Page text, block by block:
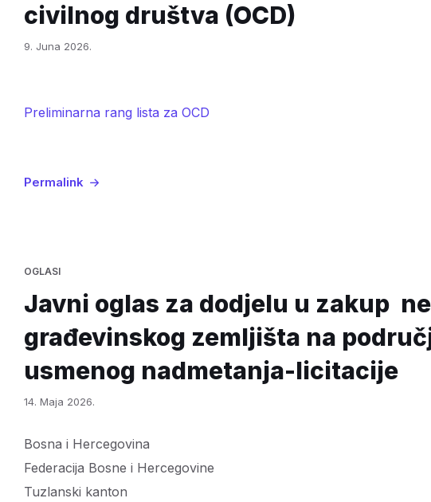
civilnog društva (OCD)
9. Juna 2026.
Preliminarna rang lista za OCD
Permalink
OGLASI
Javni oglas za dodjelu u zakup
građevinskog zemljišta na
usmenog nadmetanja-licitacije
14. Maja 2026.
Bosna i Hercegovina
Federacija Bosne i Hercegovine
Tuzlanski kanton